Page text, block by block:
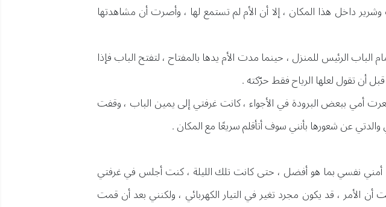
داخل هذا المكان ، إلا أن الأم لم تستمع لها ، وأصرت أن مشاهدتها
الباب الرئيس للمنزل ، حينما مدت الأم يدها بالمفتاح ، لتفتح الباب فإذا
أن تقول لعلها الرياح فقط حرّكته .
أمي ببعض البرودة في الأجواء ، كانت غرفتي إلى يمين الباب ، وقفت
عن شعورها بأنني سوف أتأقلم سريعًا مع المكان .
نفسي بما هو أفضل ، حتى كانت تلك الليلة ، كنت أجلس في غرفتي
، قد يكون مجرد تغير في التيار الكهربائي ، ولكنني بعد أن قمت